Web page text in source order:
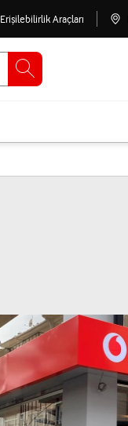
Erişilebilirlik Araçları